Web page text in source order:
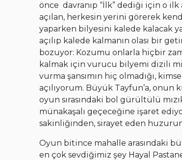
önce davranıp “İlk” dediği için o ilk
açılan, herkesin yerini görerek
yaparken bilyesini kalede kalacak
açılıp kalede kalmanın olası bir
bozuyor: Kozumu onlarla hiçbir
kalmak için vurucu bilyemi dizili
vurma şansımın hiç olmadığı,
açılıyorum. Büyük Tayfun’a, onun
oyun sırasındaki bol gürültülü
münakaşalı geçeceğine işaret
sakinliğinden, sirayet eden
Oyun bitince mahalle arasındaki
en çok sevdiğimiz şey Hayal